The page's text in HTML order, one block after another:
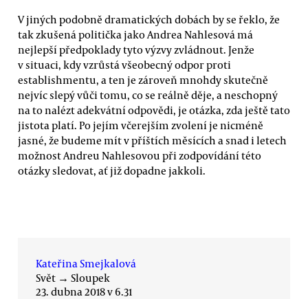
V jiných podobně dramatických dobách by se řeklo, že
tak zkušená politička jako Andrea Nahlesová má
nejlepší předpoklady tyto výzvy zvládnout. Jenže
v situaci, kdy vzrůstá všeobecný odpor proti
establishmentu, a ten je zároveň mnohdy skutečně
nejvíc slepý vůči tomu, co se reálně děje, a neschopný
na to nalézt adekvátní odpovědi, je otázka, zda ještě tato
jistota platí. Po jejím včerejším zvolení je nicméně
jasné, že budeme mít v příštích měsících a snad i letech
možnost Andreu Nahlesovou při zodpovídání této
otázky sledovat, ať již dopadne jakkoli.
Kateřina Smejkalová
Svět → Sloupek
23. dubna 2018 v 6.31